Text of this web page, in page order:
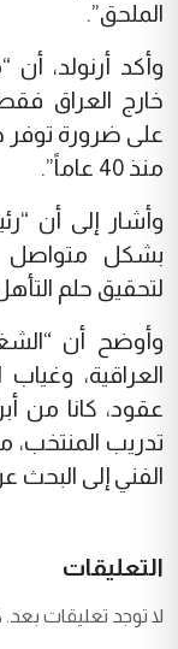
الملحق”.
وأكد أرنولد،
خارج العراق
على ضرورة توفر
منذ 40 عاماً”.
وأشار إلى أن
بشكل متواصل
لتحقيق حلم
وأوضح أن
العراقية،
عقود، كانا من
تدريب المنتخب،
الفني إلى البحث
التعليقات
لا توجد تعليقات